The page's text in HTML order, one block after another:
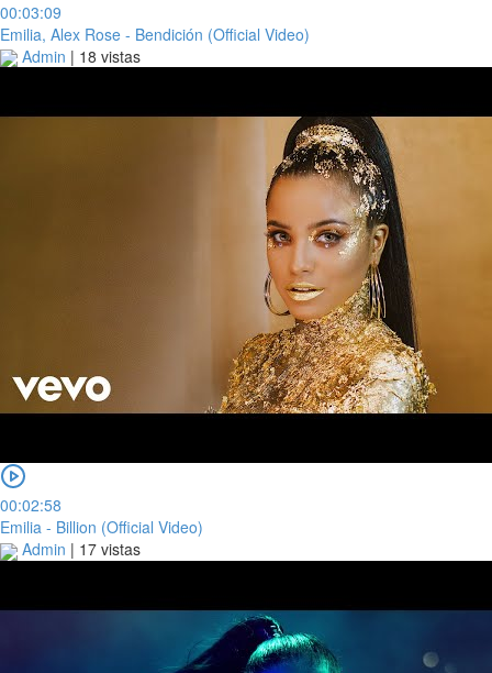
00:03:09
Emilia, Alex Rose - Bendición (Official Video)
Admin | 18 vistas
00:02:58
Emilia - Billion (Official Video)
Admin | 17 vistas